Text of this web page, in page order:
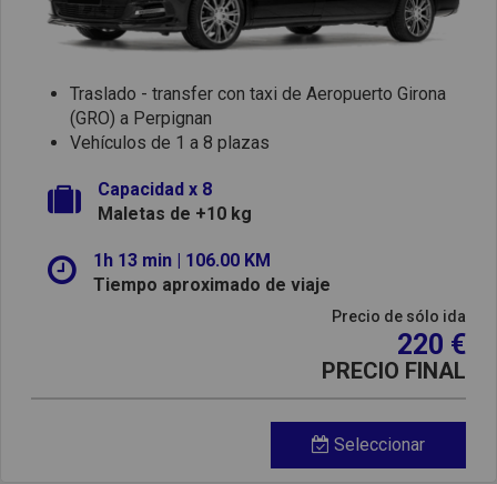
Traslado - transfer con taxi de Aeropuerto Girona
(GRO) a Perpignan
Vehículos de 1 a 8 plazas
Capacidad x 8
Maletas de +10 kg
1h 13 min | 106.00 KM
Tiempo aproximado de viaje
Precio de sólo ida
220 €
PRECIO FINAL
Seleccionar